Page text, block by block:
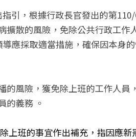
散的風險，免除公共行政工作
應採取適當措施，確保因本身
的風險，獲免除上班的工作人員
的義務 。
上班的事宜作出補充，指因應